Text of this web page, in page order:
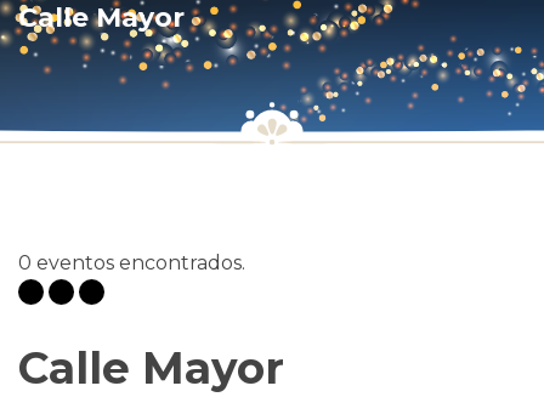
Calle Mayor
0 eventos encontrados.
Calle Mayor